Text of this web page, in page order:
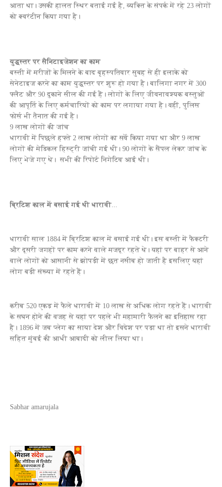
आता था। उसकी हालत स्थिर बताई गई है, व्यक्ति के संपर्क में रहे 23 लोगों
को क्वरंटीन किया गया है।
युद्धस्तर पर सैनिटाइजेशन का काम
बस्ती में मरीजों के मिलने के बाद बृहस्पतिवार सुबह से ही इलाके को
सेनेटाइज करने का काम युद्धस्तर पर शुरू हो गया है। बालिगा नगर में 300
फ्लैट और 90 दुकाने सील की गई हैं। लोगों के लिए जीवनावश्यक बस्तुओं
की आपूर्ति के लिए कर्मचारियों को काम पर लगाया गया है। वहीं, पुलिस
फोर्स भी तैनात की गई है।
9 लाख लोगों की जांच
धारावी में पिछले हफ्ते 2 लाख लोगों का सर्वे किया गया था और 9 लाख
लोगों की मेडिकल हिस्ट्री जांची गई थी। 90 लोगों के सैंपल लेकर जांच के
लिए भेजे गए थे। सभी की रिपोर्ट निगेटिव आई थी।
ब्रिटिश काल में बसाई गई थी धारावी...
धारावी साल 1884 में ब्रिटिश काल में बसाई गई थी। इस बस्ती में फैक्टरी
और दूसरी जगहों पर काम करने वाले मजदूर रहते थे। यहां पर बाहर से आने
वाले लोगों को आसानी से झोपड़ी में छत नसीब हो जाती है इसलिए यहां
लोग बड़ी संख्या में रहते हैं।
करीब 520 एकड़ में फैले धारावी में 10 लाख से अधिक लोग रहते हैं। धारावी
के सघन होने की वजह से यहां पर पहले भी महामारी फैलने का इतिहास रहा
है। 1896 में जब प्लेग का साया देश और विदेश पर पड़ा था तो इसने धारावी
सहित मुंबई की आधी आबादी को लील लिया था।
Sabhar amarujala